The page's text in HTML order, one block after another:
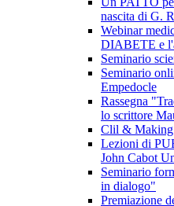
nascita di G.
Webinar
DIABETE e
Seminario
Seminario
Empedocle
Rassegna
lo scrittore
Clil & Making
Lezioni di
John Cabot
Seminario
in dialogo"
Premiazione